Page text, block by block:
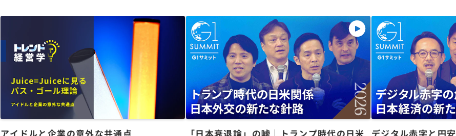
アイドルと企業の意外な共通点
「日本衰退論」の嘘｜トランプ時代の日米
デジタル赤字と円